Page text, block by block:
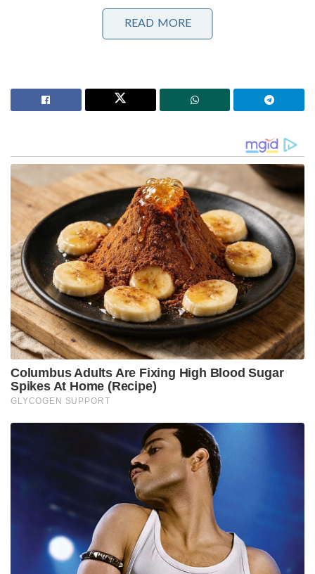
പന്തുകൾ സർവാൻ ആത്മവിശ്വാസത്തോടെ
അതിർത്തി കടത്തി. തന്റെ കരിയറിലെ ഏറ്റവും
Stories you may like
കോമൺവെൽത്ത് ഗെയിംസ് പതാക ഏറ്റുവാങ്ങി
ഗുജറാത്ത് മുഖ്യമന്ത്രി; 2030ൽ അഹമ്മദാബാദ്
വേദിയാകും
ഗ്ലാസ്‌ഗോയിൽ ഇന്ത്യൻ ബോക്സിങ് കരുത്ത്:
പ്രിയക്കും സാക്ഷിക്കും അരുന്ധതിക്കും സ്വർണം;
ലവ്‌ലിനയ്ക്ക് വെള്ളി
സർവനെ മാനസികമായി തകർക്കാൻ മഗ്രാത്ത് ഒരു
ആയുധം പ്രയോഗിച്ചു—മോശമായ സ്ലെഡ്ജിംഗ്.
സർവാന്റെ അടുത്തെത്തിയ മഗ്രാത്ത് ആ അശ്ലീല
ചോദ്യം ചോദിച്ചു: “ബ്രയാൻ ലാറയുടെ ലിംഗത്തിന്
എന്ത് രുചിയാണെന്ന് നിനക്കറിയാമോ?”സാധാരണ
ഒരു യുവതാരം മഗ്രാത്തിനെപ്പോലൊരു വമ്പന്റെ
മുന്നിൽ പതറിപ്പോകുമായിരുന്നു. എന്നാൽ
പുഞ്ചിരിച്ചുകൊണ്ട് സർവാൻ നൽകിയ മറുപടി
മഗ്രാത്തിനെ തളർത്തിക്കളഞ്ഞു:”എനിക്കറിയില്ല,
ഒരുപക്ഷേ നിന്റെ ഭാര്യയോട് ചോദിച്ചാൽ അവൾ
മഗ്രാത്തിന്റെ മുഖം പെട്ടെന്ന് ചുവന്നു. ദേഷ്യം കൊണ്ട്
അദ്ദേഹത്തിന്റെ ശരീരം വിറച്ചു. കാരണം, മഗ്രാത്തിന്റെ
ഭാര്യ ജെയ്ൻ അന്ന് അർബുദത്തോട്
പോരാടിക്കൊണ്ടിരിക്കുകയായിരുന്നു. സ്വന്തം
കുടുംബത്തെ വലിച്ചിഴച്ചത് മഗ്രാത്തിന്
സഹിക്കാനായില്ല. വിരൽ ചൂണ്ടിക്കൊണ്ട് മഗ്രാത്ത്
READ MORE